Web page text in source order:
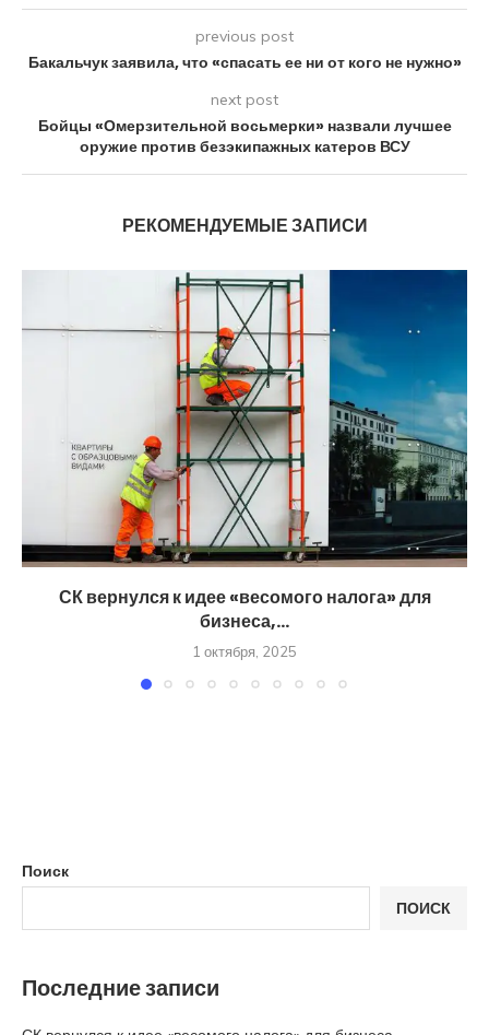
previous post
Бакальчук заявила, что «спасать ее ни от кого не нужно»
next post
Бойцы «Омерзительной восьмерки» назвали лучшее
оружие против безэкипажных катеров ВСУ
РЕКОМЕНДУЕМЫЕ ЗАПИСИ
СК вернулся к идее «весомого налога» для
бизнеса,...
1 октября, 2025
Поиск
ПОИСК
Последние записи